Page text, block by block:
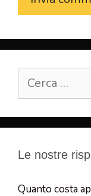
per:
Le nostre
Quanto costa